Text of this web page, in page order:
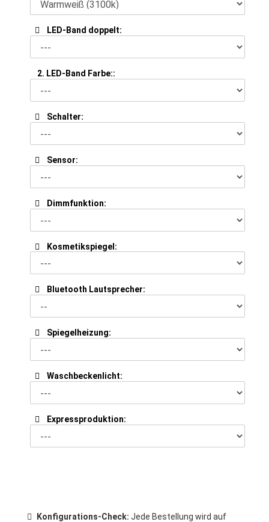
LED-Band doppelt:
2. LED-Band Farbe::
Schalter:
Sensor:
Dimmfunktion:
Kosmetikspiegel:
Bluetooth Lautsprecher:
Spiegelheizung:
Waschbeckenlicht:
Expressproduktion:
Konfigurations-Check: Jede Bestellung wird auf